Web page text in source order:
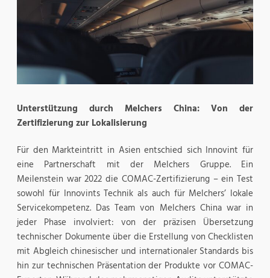
Unterstützung durch Melchers China: Von der
Zertifizierung zur Lokalisierung
Für den Markteintritt in Asien entschied sich Innovint für
eine Partnerschaft mit der Melchers Gruppe. Ein
Meilenstein war 2022 die COMAC-Zertifizierung – ein Test
sowohl für Innovints Technik als auch für Melchers’ lokale
Servicekompetenz. Das Team von Melchers China war in
jeder Phase involviert: von der präzisen Übersetzung
technischer Dokumente über die Erstellung von Checklisten
mit Abgleich chinesischer und internationaler Standards bis
hin zur technischen Präsentation der Produkte vor COMAC-